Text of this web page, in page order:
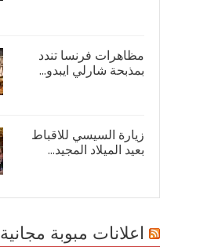
مظاهرات فرنسا تندد
بمذبحة شارلي ايبدو...
زيارة السيسي للاقباط
بعيد الميلاد المجيد...
اعلانات مبوبة مجانية